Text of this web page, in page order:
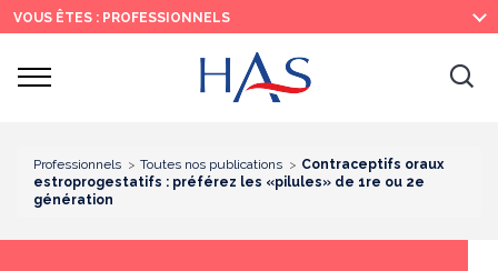
Recherche
Menu
principal
Contenu
principal
VOUS ÊTES : PROFESSIONNELS
Ouvrir
Professionnels Toutes nos publications
Contraceptifs oraux
estroprogestatifs : préférez les «pilules» de 1re ou 2e
génération